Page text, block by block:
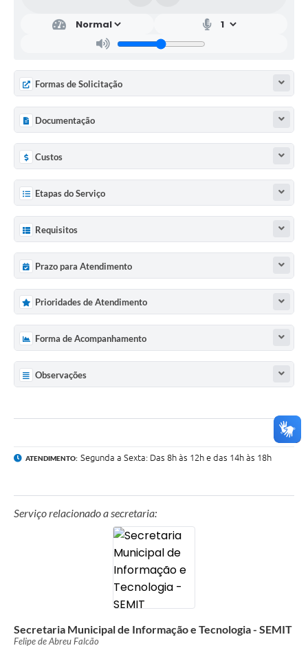
Formas de Solicitação
Documentação
Custos
Etapas do Serviço
Requisitos
Prazo para Atendimento
Prioridades de Atendimento
Forma de Acompanhamento
Observações
ATENDIMENTO: Segunda a Sexta: Das 8h às 12h e das 14h às 18h
Serviço relacionado a secretaria:
Secretaria Municipal de Informação e Tecnologia - SEMIT
Felipe de Abreu Falcão